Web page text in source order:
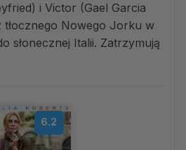
i Victor (Gael Garcia
tłocznego Nowego Jorku w
słonecznej Italii. Zatrzymują
6.2